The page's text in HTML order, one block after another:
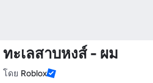
ทะเลสาบหงส์ - ผม
โดย Roblox